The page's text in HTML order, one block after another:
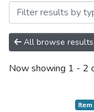
Browsing
All browse results
Now showing 1 - 2
Item